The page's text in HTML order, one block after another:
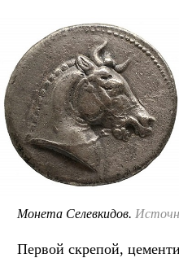
Монета Селевкидов.
Первой скрепой,